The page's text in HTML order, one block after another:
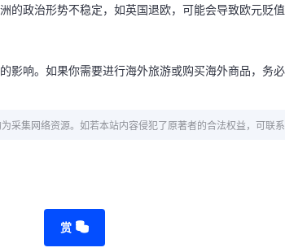
的政治形势不稳定，如英国退欧，可能会导致欧元贬
影响。如果你需要进行海外旅游或购买海外商品，务
采集网络资源。如若本站内容侵犯了原著者的合法权益，可联系
赏